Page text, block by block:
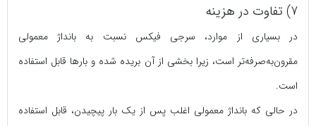
7) تفاوت در هزینه
در بسیاری از موارد، سرجی‌ فیکس نسبت به بانداژ معمولی
مقرون‌به‌صرفه‌تر است، زیرا بخشی از آن بریده شده و بارها قابل استفاده
است.
در حالی که بانداژ معمولی اغلب پس از یک بار پیچیدن، قابل استفاده